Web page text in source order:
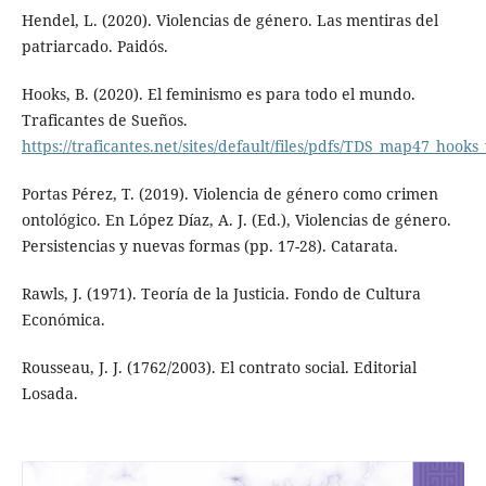
Hendel, L. (2020). Violencias de género. Las mentiras del
patriarcado. Paidós.
Hooks, B. (2020). El feminismo es para todo el mundo.
Traficantes de Sueños.
https://traficantes.net/sites/default/files/pdfs/
Portas Pérez, T. (2019). Violencia de género como crimen
ontológico. En López Díaz, A. J. (Ed.), Violencias de género.
Persistencias y nuevas formas (pp. 17-28). Catarata.
Rawls, J. (1971). Teoría de la Justicia. Fondo de Cultura
Económica.
Rousseau, J. J. (1762/2003). El contrato social. Editorial
Losada.